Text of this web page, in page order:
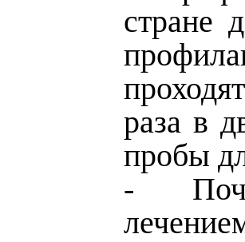
стране
раза в
пробы
-